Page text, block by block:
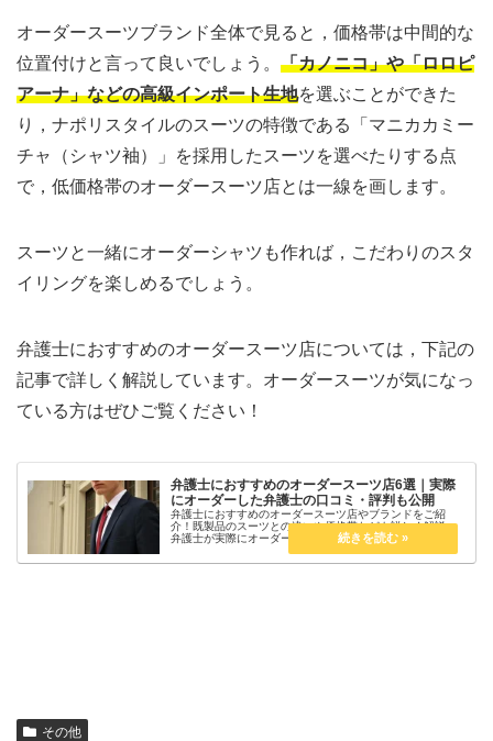
オーダースーツブランド全体で見ると，価格帯は中間的な
位置付けと言って良いでしょう。 「カノニコ」や「ロロピ
アーナ」などの高級インポート生地を選ぶことができた
り，ナポリスタイルのスーツの特徴である「マニカカミー
チャ（シャツ袖）」を採用したスーツを選べたりする点
で，低価格帯のオーダースーツ店とは一線を画します。
スーツと一緒にオーダーシャツも作れば，こだわりのスタ
イリングを楽しめるでしょう。
弁護士におすすめのオーダースーツ店については，下記の
記事で詳しく解説しています。オーダースーツが気になっ
ている方はぜひご覧ください！
弁護士におすすめのオーダースーツ店6選｜実際
にオーダーした弁護士の口コミ・評判も公開
弁護士におすすめのオーダースーツ店やブランドをご紹
介！既製品のスーツとの違いや価格帯なども詳しく解説。
弁護士が実際にオーダーした口コミ・感想もご紹介してい
その他